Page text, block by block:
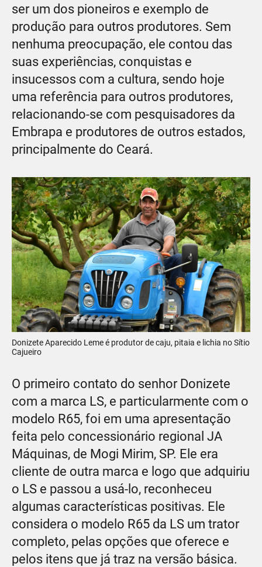
ser um dos pioneiros e exemplo de
produção para outros produtores. Sem
nenhuma preocupação, ele contou das
suas experiências, conquistas e
insucessos com a cultura, sendo hoje
uma referência para outros produtores,
relacionando-se com pesquisadores da
Embrapa e produtores de outros estados,
principalmente do Ceará.
Donizete Aparecido Leme é produtor de caju, pitaia e lichia no Sítio
Cajueiro
O primeiro contato do senhor Donizete
com a marca LS, e particularmente com o
modelo R65, foi em uma apresentação
feita pelo concessionário regional JA
Máquinas, de Mogi Mirim, SP. Ele era
cliente de outra marca e logo que adquiriu
o LS e passou a usá-lo, reconheceu
algumas características positivas. Ele
considera o modelo R65 da LS um trator
completo, pelas opções que oferece e
pelos itens que já traz na versão básica.